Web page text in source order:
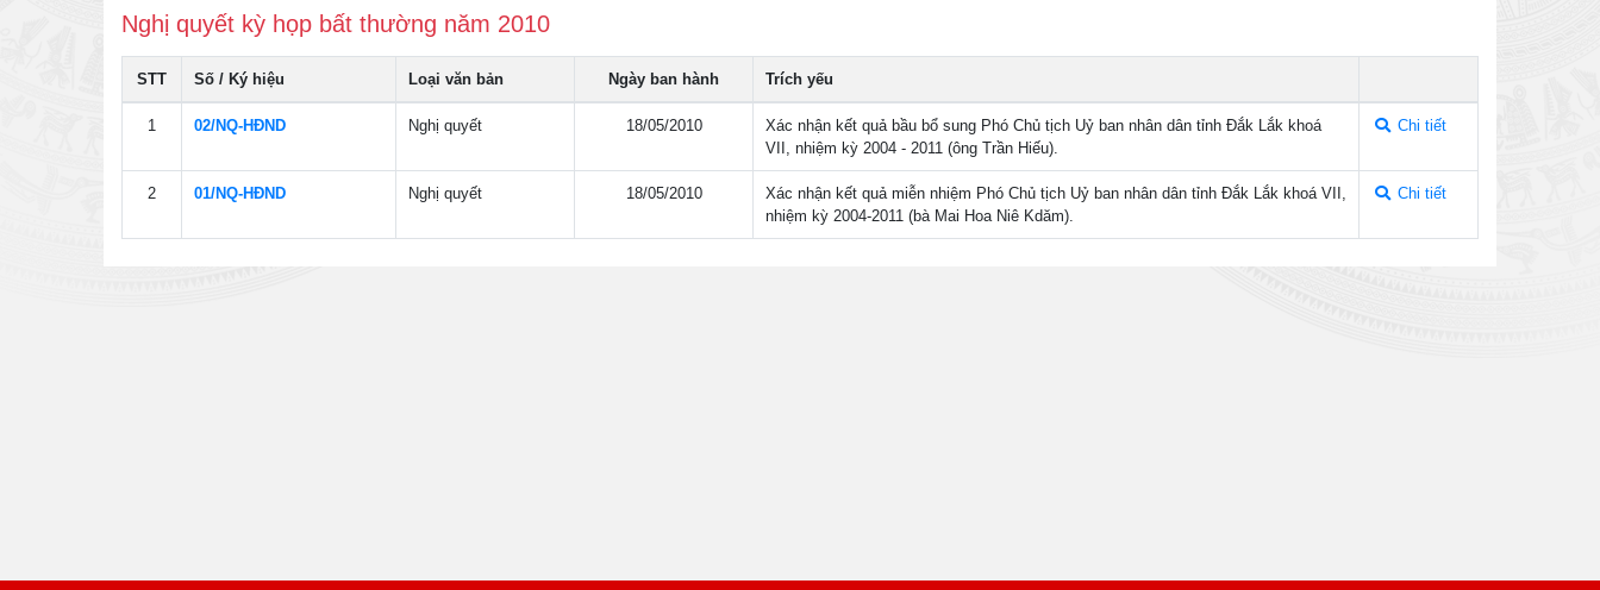
Nghị quyết kỳ họp bất thường năm 2010
STT Số / Ký hiệu Loại văn bản Ngày ban hành Trích yếu
1 02/NQ-HÐND Nghị quyết 18/05/2010
Xác nhận kết quả bầu bổ sung Phó Chủ tịch Uỷ ban nhân dân tỉnh Đắk Lắk khoá
VII, nhiệm kỳ 2004 - 2011 (ông Trần Hiếu).
Chi tiết
2 01/NQ-HÐND Nghị quyết 18/05/2010
Xác nhận kết quả miễn nhiệm Phó Chủ tịch Uỷ ban nhân dân tỉnh Đắk Lắk khoá VII,
nhiệm kỳ 2004-2011 (bà Mai Hoa Niê Kdăm).
Chi tiết